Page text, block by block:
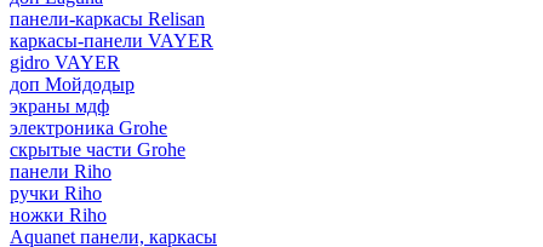
панели-каркасы Relisan
каркасы-панели VAYER
gidro VAYER
доп Мойдодыр
экраны мдф
электроника Grohe
скрытые части Grohe
панели Riho
ручки Riho
ножки Riho
Aquanet панели, каркасы